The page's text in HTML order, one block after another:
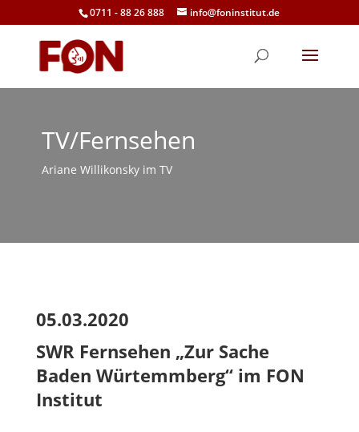
0711 - 88 26 888 info@foninstitut.de
TV/Fernsehen
Ariane Willikonsky im TV
05.03.2020
SWR Fernsehen „Zur Sache
Baden Würtemmberg“ im FON
Institut